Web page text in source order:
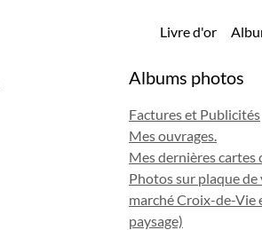
Livre d'or
Albums photos
Factures et Publicités
Mes ouvrages.
Mes dernières cartes
Photos sur plaque de
marché Croix-de-Vie
paysage)